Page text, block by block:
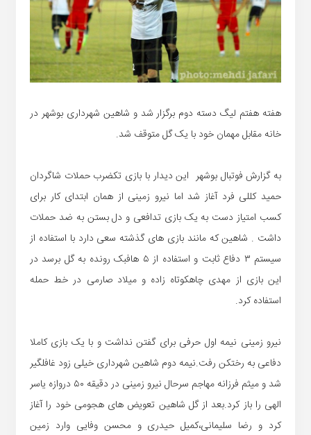
هفته هفتم لیگ دسته دوم برگزار شد و شاهین شهرداری بوشهر در
خانه مقابل مهمان خود با یک گل متوقف شد.
به گزارش فوتبال بوشهر این دیدار با بازی تکضرب حملات شاگردان
حمید کللی فرد آغاز شد اما نیرو زمینی از همان ابتدای کار برای
کسب امتیاز دست به یک بازی تدافعی و دل بستن به ضد حملات
داشت . شاهین که مانند بازی های گذشته سعی دارد با استفاده از
سیستم ۳ دفاع ثابت و استفاده از ۵ هافبک رونده به گل برسد در
این بازی از مهدی چاهکوتاه زاده و میلاد صارمی در خط حمله
استفاده کرد.
نیرو زمینی نیمه اول حرفی برای گفتن نداشت و با یک بازی کاملا
دفاعی به رختکن رفت.نیمه دوم شاهین شهرداری خیلی زود غافلگیر
شد و میثم فرزانه مهاجم سرحال نیرو زمینی در دقیقه ۵۰ دروازه یاسر
الهی را باز کرد.بعد از گل شاهین تعویض های هجومی خود را آغاز
کرد و رضا سلیمانی،کمیل حیدری و محسن وفایی وارد زمین